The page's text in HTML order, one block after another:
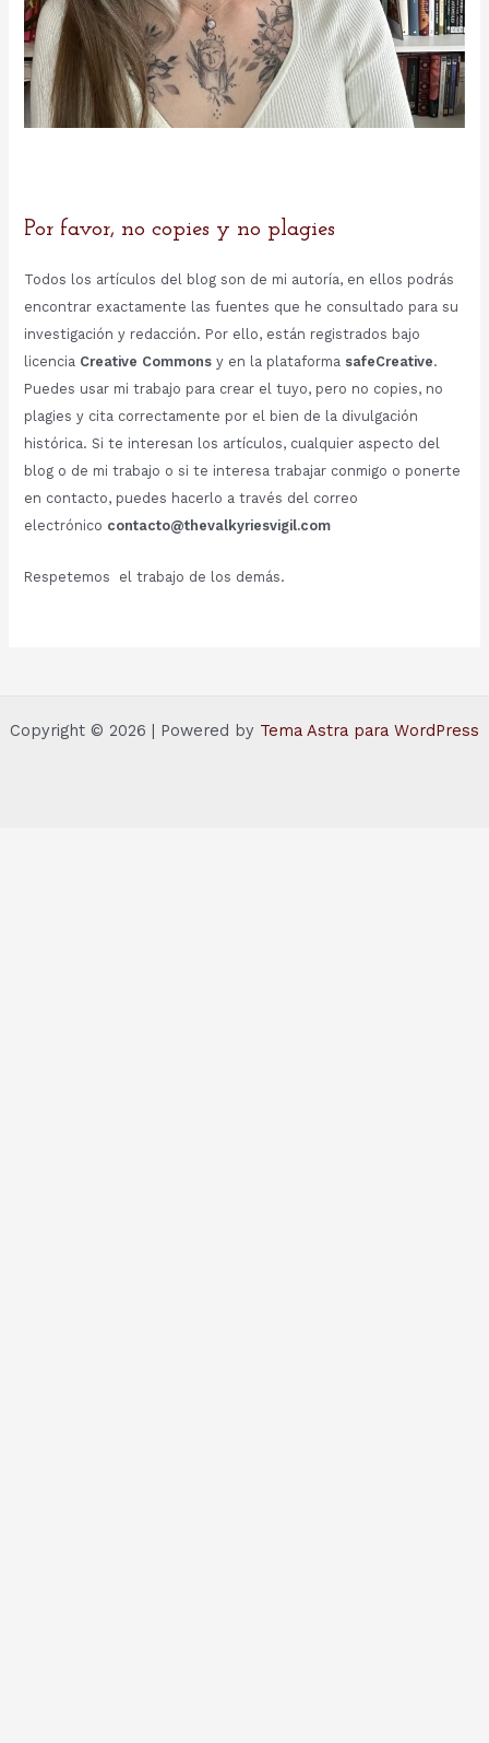
Por favor, no copies y no plagies
Todos los artículos del blog son de mi autoría, en ellos podrás
encontrar exactamente las fuentes que he consultado para su
investigación y redacción. Por ello, están registrados bajo
licencia Creative Commonsy en la plataforma safeCreative.
Puedes usar mi trabajo para crear el tuyo, pero no copies, no
plagies y cita correctamente por el bien de la divulgación
histórica. Si te interesan los artículos, cualquier aspecto del
blog o de mi trabajo o si te interesa trabajar conmigo o ponerte
en contacto, puedes hacerlo a través del correo
electrónico contacto@thevalkyriesvigil.com
Respetemos el trabajo de los demás.
Copyright © 2026 | Powered by Tema Astra para WordPress